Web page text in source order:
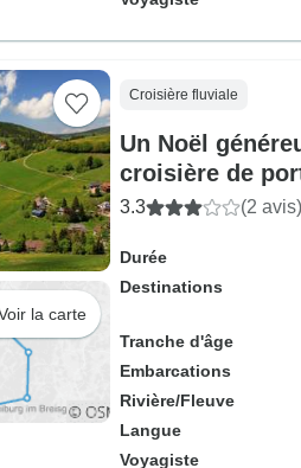
la carte
Croisière fluviale
Un Noël
croisière de
3.3 (2 avis)
Durée
Destinations
Tranche d'âge
Embarcations
Rivière/Fleuve
Langue
Voyagiste